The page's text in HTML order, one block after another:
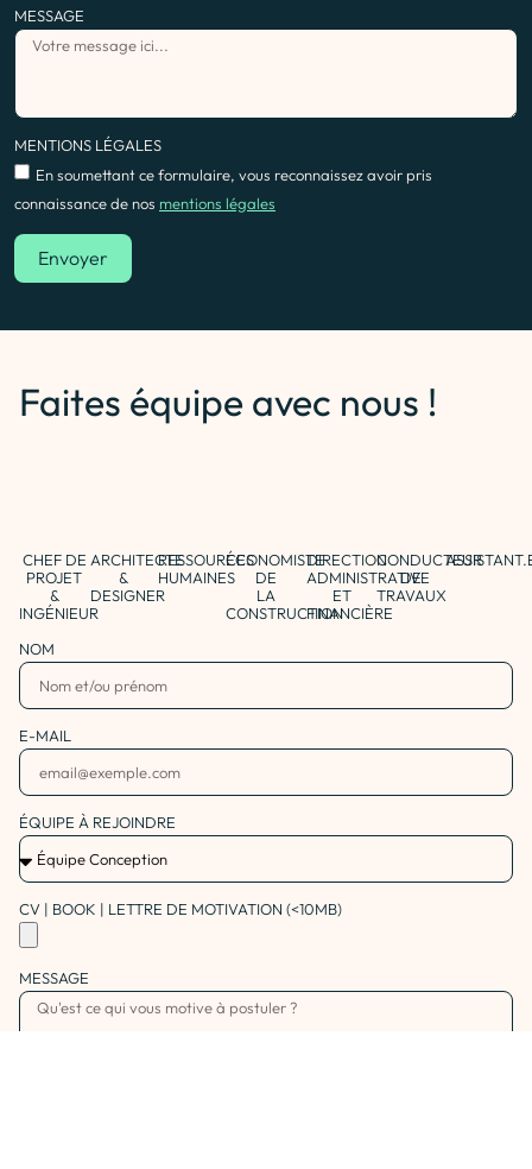
MESSAGE
MENTIONS LÉGALES
En soumettant ce formulaire, vous reconnaissez avoir pris
connaissance de nos mentions légales
Envoyer
Faites équipe avec nous !
CHEF DE
PROJET
&
INGÉNIEUR
ARCHITECTE
&
DESIGNER
RESSOURCES
HUMAINES
ÉCONOMISTE
DE
LA
CONSTRUCTION
DIRECTION
ADMINISTRATIVE
ET
FINANCIÈRE
CONDUCTEUR
DE
TRAVAUX
NOM
E-MAIL
ÉQUIPE À REJOINDRE
CV | BOOK | LETTRE DE MOTIVATION (<10MB)
MESSAGE